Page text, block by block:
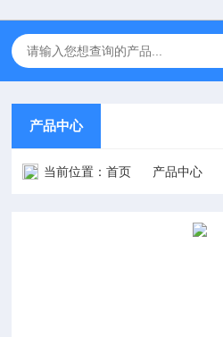
产品中心
当前位置：首页 产品中心